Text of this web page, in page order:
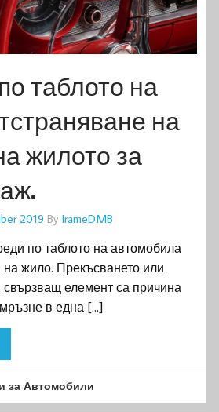
таблото на
на
жилото за
2019 By IrameDMB
по таблото на автомобила
жило. Прекъсването или
свързващ елемент са причина
в една […]
за Автомобили